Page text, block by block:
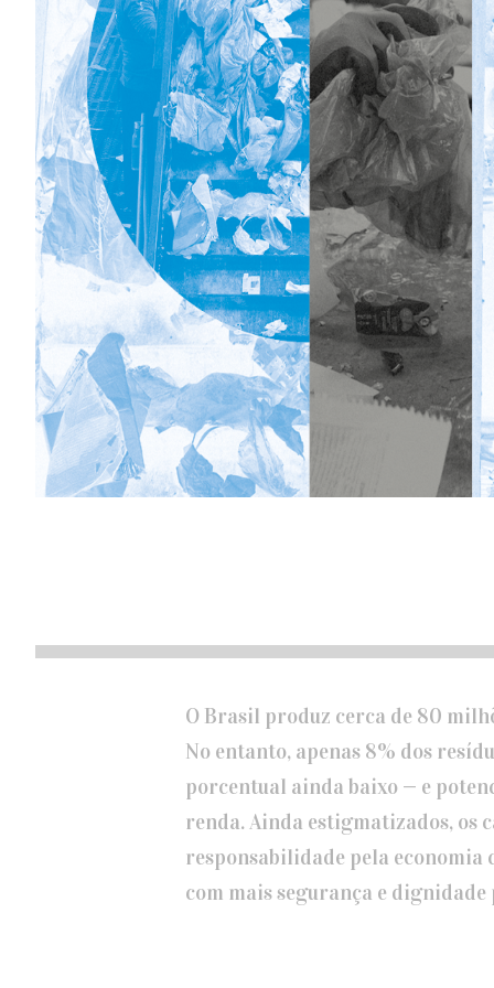
O Brasil produz cerca de 80
No entanto, apenas 8% dos
porcentual ainda baixo — e
renda. Ainda estigmatizados, os
responsabilidade pela economia
com mais segurança e